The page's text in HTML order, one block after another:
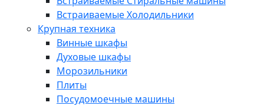
Встраиваемые Холодильники
Крупная техника
Винные шкафы
Духовые шкафы
Морозильники
Плиты
Посудомоечные машины